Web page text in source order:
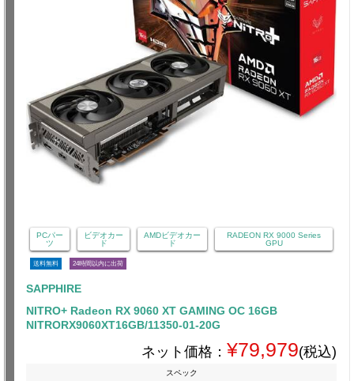
PCパー
ツ
ビデオカー
ド
AMDビデオカー
ド
RADEON RX 9000 Series
GPU
送料無料 24時間以内に出荷
SAPPHIRE
NITRO+ Radeon RX 9060 XT GAMING OC 16GB
NITRORX9060XT16GB/11350-01-20G
ネット価格： ¥79,979(税込)
スペック